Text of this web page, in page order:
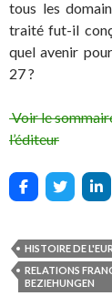
tous les
traité fut-il
quel avenir
27 ?
Voir le
l’éditeur
HISTOIRE DE
RELATIONS
BEZIEHUNGEN